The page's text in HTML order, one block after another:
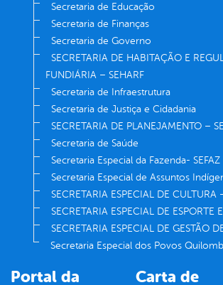
Secretaria de Educação
Secretaria de Finanças
Secretaria de Governo
SECRETARIA DE HABITAÇÃO E
FUNDIÁRIA – SEHARF
Secretaria de Infraestrutura
Secretaria de Justiça e Cidadania
SECRETARIA DE PLANEJAMENTO –
Secretaria de Saúde
Secretaria Especial da Fazenda- SEFAZ
Secretaria Especial de Assuntos
SECRETARIA ESPECIAL DE CULTURA
SECRETARIA ESPECIAL DE ESPORTE
SECRETARIA ESPECIAL DE GESTÃO
Secretaria Especial dos Povos
Portal da
Carta de